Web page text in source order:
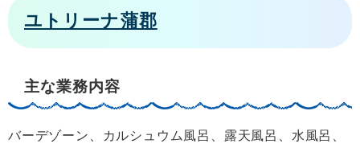
ユトリーナ蒲郡
主な業務内容
バーデゾーン、カルシュウム風呂、露天風呂、水風呂、